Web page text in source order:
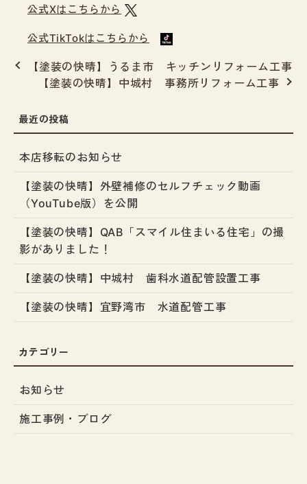
公式Xはこちらから
公式TikTokはこちらから
【塗装の快晴】うるま市 キッチンリフォーム工事
【塗装の快晴】中城村 事務所リフォーム工事
本店移転のお知らせ
【塗装の快晴】外壁補修のセルフチェック動画
（YouTube版）を公開
【塗装の快晴】QAB「スマイル住まいる住宅」の撮
影がありました！
【塗装の快晴】中城村 歯科水道配管設置工事
【塗装の快晴】宜野湾市 水道配管工事
お知らせ
施工事例・ブログ